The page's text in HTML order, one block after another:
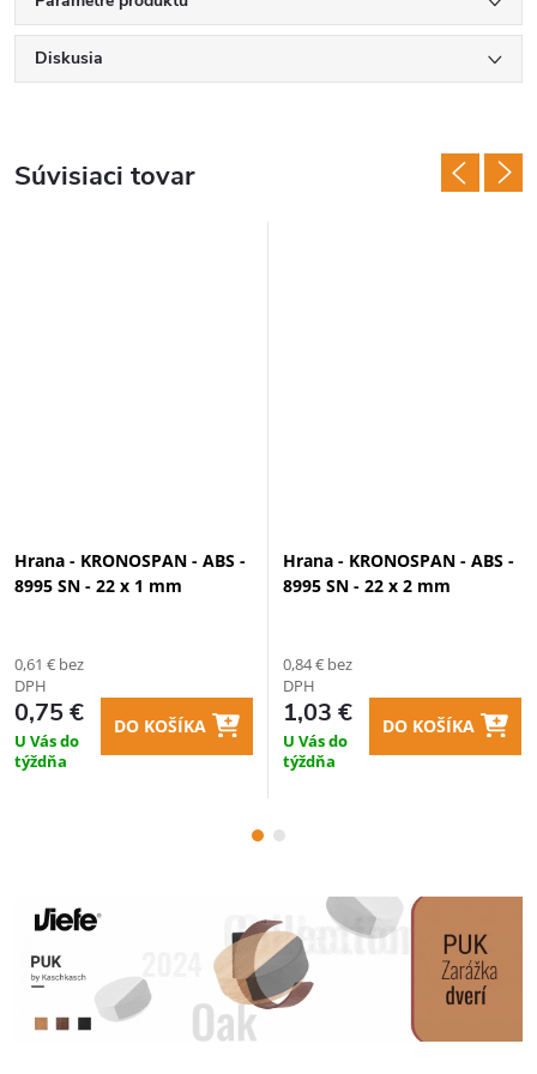
Diskusia
Súvisiaci tovar
Hrana - KRONOSPAN - ABS -
8995 SN - 22 x 1 mm
0,61 € bez
DPH
0,75 €
U Vás do
týždňa
DO KOŠÍKA
Hrana - KRONOSPAN - ABS -
8995 SN - 22 x 2 mm
0,84 € bez
DPH
1,03 €
U Vás do
týždňa
DO KOŠÍKA